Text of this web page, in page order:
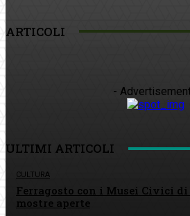
ARTICOLI
-
ULTIMI ARTICOLI
CULTURA
Ferragosto con i Musei Civici di
mostre aperte